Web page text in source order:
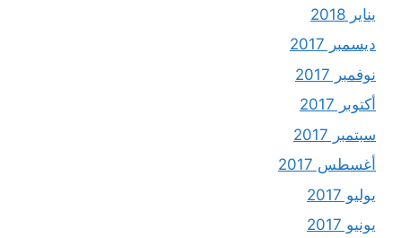
يناير 2018
ديسمبر 2017
نوفمبر 2017
أكتوبر 2017
سبتمبر 2017
أغسطس 2017
يوليو 2017
يونيو 2017